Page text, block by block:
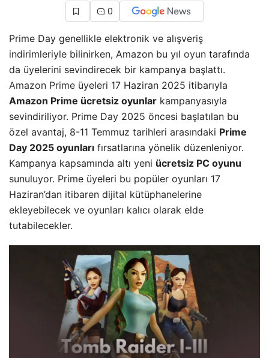
0
Prime Day genellikle elektronik ve alışveriş
indirimleriyle bilinirken, Amazon bu yıl oyun tarafında
da üyelerini sevindirecek bir kampanya başlattı.
Amazon Prime üyeleri 17 Haziran 2025 itibarıyla
Amazon Prime ücretsiz oyunlar kampanyasıyla
sevindiriliyor. Prime Day 2025 öncesi başlatılan bu
özel avantaj, 8-11 Temmuz tarihleri arasındaki Prime
Day 2025 oyunları fırsatlarına yönelik düzenleniyor.
Kampanya kapsamında altı yeni ücretsiz PC oyunu
sunuluyor. Prime üyeleri bu popüler oyunları 17
Haziran’dan itibaren dijital kütüphanelerine
ekleyebilecek ve oyunları kalıcı olarak elde
tutabilecekler.